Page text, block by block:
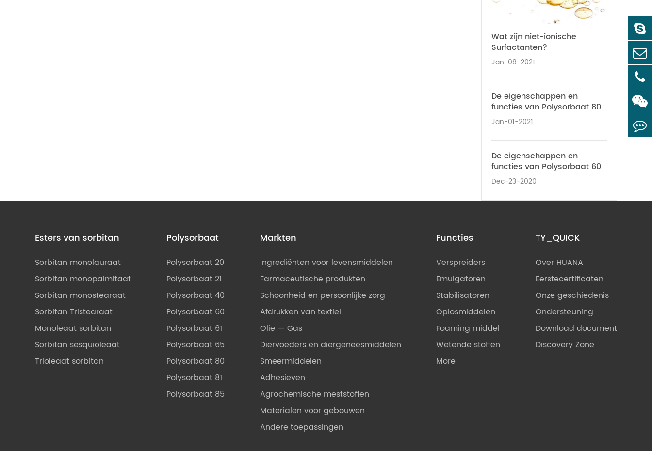
Wat zijn niet-ionische
Surfactanten?
Jan-08-2021
De eigenschappen en
functies van Polysorbaat 80
Jan-01-2021
De eigenschappen en
functies van Polysorbaat 60
Dec-23-2020
Esters van sorbitan
Sorbitan monolauraat
Sorbitan monopalmitaat
Sorbitan monostearaat
Sorbitan Tristearaat
Monoleaat sorbitan
Sorbitan sesquioleaat
Trioleaat sorbitan
Polysorbaat
Polysorbaat 20
Polysorbaat 21
Polysorbaat 40
Polysorbaat 60
Polysorbaat 61
Polysorbaat 65
Polysorbaat 80
Polysorbaat 81
Polysorbaat 85
Markten
Ingrediënten voor levensmiddelen
Farmaceutische produkten
Schoonheid en persoonlijke zorg
Afdrukken van textiel
Olie — Gas
Diervoeders en diergeneesmiddelen
Smeermiddelen
Adhesieven
Agrochemische meststoffen
Materialen voor gebouwen
Andere toepassingen
Functies
Verspreiders
Emulgatoren
Stabilisatoren
Oplosmiddelen
Foaming middel
Wetende stoffen
More
TY_QUICK
Over HUANA
Eerstecertificaten
Onze geschiedenis
Ondersteuning
Download document
Discovery Zone